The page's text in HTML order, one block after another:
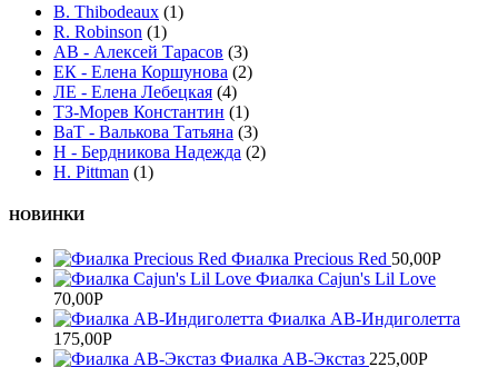
B. Thibodeaux (1)
R. Robinson (1)
АВ - Алексей Тарасов (3)
ЕК - Елена Коршунова (2)
ЛЕ - Елена Лебецкая (4)
ТЗ-Морев Константин (1)
ВаТ - Валькова Татьяна (3)
Н - Бердникова Надежда (2)
H. Pittman (1)
НОВИНКИ
Фиалка Precious Red 50,00Р
Фиалка Cajun's Lil Love
70,00Р
Фиалка АВ-Индиголетта
175,00Р
Фиалка АВ-Экстаз 225,00Р